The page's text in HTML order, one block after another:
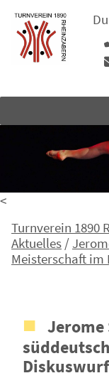
<
Turnverein 1890
Aktuelles /
Meisterschaft im
Diskuswurf